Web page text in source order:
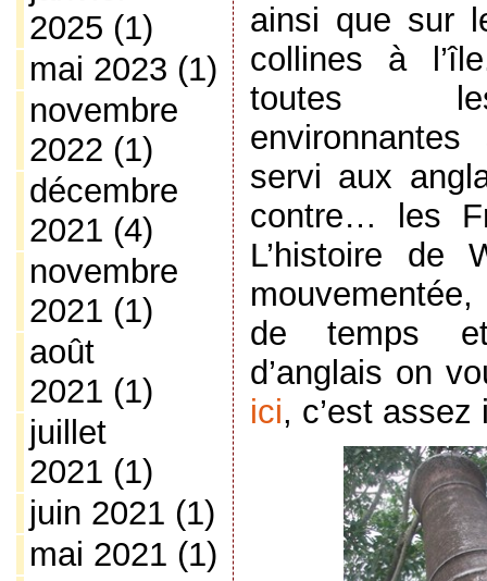
2025 (1)
mai 2023 (1)
novembre
2022 (1)
décembre
2021 (4)
novembre
2021 (1)
août
2021 (1)
juillet
2021 (1)
juin 2021 (1)
mai 2021 (1)
ainsi que sur
collines à
toutes
servi aux
contre… les
L’histoire de
de temps
d’anglais on
ici, c’est